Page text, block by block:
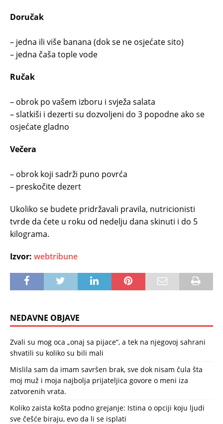
Doručak
– jedna ili više banana (dok se ne osjećate sito)
– jedna čaša tople vode
Ručak
– obrok po vašem izboru i svježa salata
– slatkiši i dezerti su dozvoljeni do 3 popodne ako se
osjećate gladno
Večera
– obrok koji sadrži puno povrća
– preskočite dezert
Ukoliko se budete pridržavali pravila, nutricionisti
tvrde da ćete u roku od nedelju dana skinuti i do 5
kilograma.
Izvor: webtribune
NEDAVNE OBJAVE
Zvali su mog oca „onaj sa pijace“, a tek na njegovoj sahrani
shvatili su koliko su bili mali
Mislila sam da imam savršen brak, sve dok nisam čula šta
moj muž i moja najbolja prijateljica govore o meni iza
zatvorenih vrata.
Koliko zaista košta podno grejanje: Istina o opciji koju ljudi
sve češće biraju, evo da li se isplati